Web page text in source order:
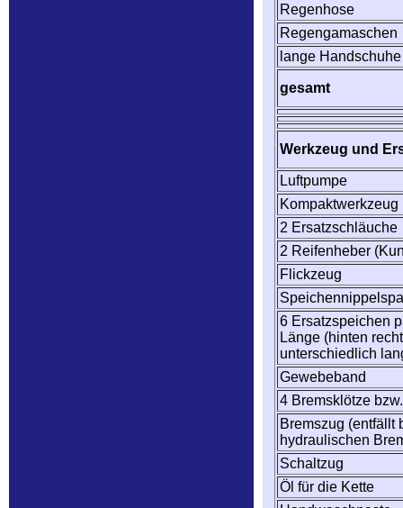
Regenhose
Regengamaschen
lange Handschuhe
gesamt
Werkzeug und
Luftpumpe
Kompaktwerkzeug
2 Ersatzschläuche
2 Reifenheber
Flickzeug
6 Ersatzspeichen
Länge (hinten
unterschiedlich
Gewebeband
4 Bremsklötze
Bremszug (entfällt
hydraulischen
Schaltzug
Öl für die Kette